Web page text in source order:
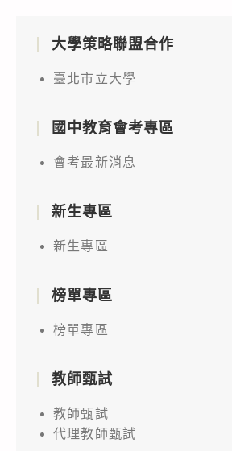
大學策略聯盟合作
臺北市立大學
國中教育會考專區
會考最新消息
新生專區
新生專區
榜單專區
榜單專區
教師甄試
教師甄試
代理教師甄試